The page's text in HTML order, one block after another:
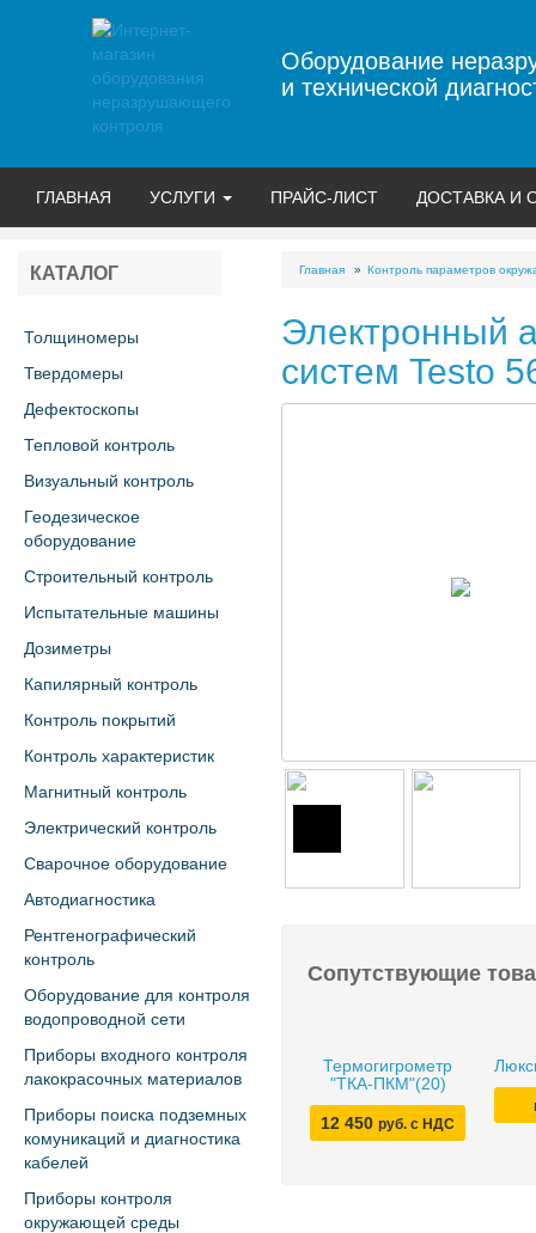
Оборудование
и технической
ГЛАВНАЯ УСЛУГИ ПРАЙС-ЛИСТ ДОСТАВКА И
КАТАЛОГ
Толщиномеры
Твердомеры
Дефектоскопы
Тепловой контроль
Визуальный контроль
Геодезическое
оборудование
Строительный контроль
Испытательные машины
Дозиметры
Капилярный контроль
Контроль покрытий
Контроль характеристик
Магнитный контроль
Электрический контроль
Сварочное оборудование
Автодиагностика
Рентгенографический
контроль
Оборудование для контроля
водопроводной сети
Приборы входного контроля
лакокрасочных материалов
Приборы поиска подземных
комуникаций и диагностика
кабелей
Приборы контроля
окружающей среды
Главная Контроль параметров
Электронный
систем Testo
Сопутствующие
Термогигрометр
"ТКА-ПКМ"(20)
12 450 руб. с НДС